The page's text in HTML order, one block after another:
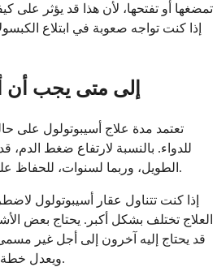
تمضغها أو تفتحها، لأن هذا قد يؤثر على
إذا كنت تواجه صعوبة في ابتلاع
إلى متى يجب أن
تعتمد مدة علاج أسيبوتولول على
للدواء. بالنسبة لارتفاع ضغط الدم،
الطويل، وربما لسنوات، للحفاظ على ضغط الدم تحت السيطرة.
إذا كنت تتناول عقار أسيبوتولول
العلاج تختلف بشكل أكبر. يحتاج بعض
قد يحتاج إليه آخرون إلى أجل غير
ويعدل خطة العلاج الخاصة بك وفقًا لذلك.